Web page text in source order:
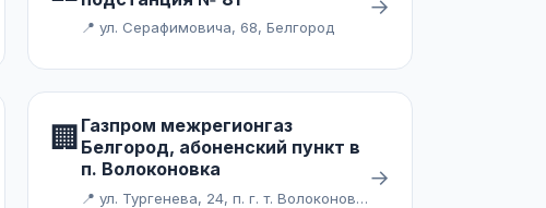
📍 ул. Серафимовича, 68, Белгород
→
🏢 Газпром межрегионгаз
Белгород, абоненский пункт в
п. Волоконовка
📍 ул. Тургенева, 24, п. г. т. Волоконовка
→